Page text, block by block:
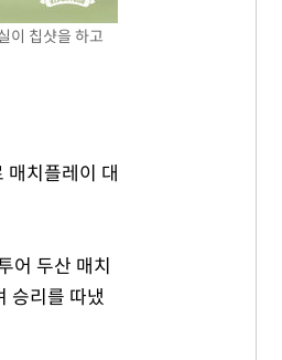
이 칩샷을 하고
치플레이 대
어 두산 매치
승리를 따냈